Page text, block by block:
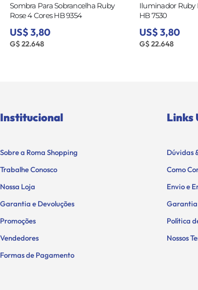
Sombra Para Sobrancelha Ruby
Rose 4 Cores HB 9354
US$ 3,80
G$ 22.648
Iluminador Ruby
HB 7530
US$ 3,80
G$ 22.648
Institucional
Sobre a Roma Shopping
Trabalhe Conosco
Nossa Loja
Garantia e Devoluções
Promoções
Vendedores
Formas de Pagamento
Links
Dúvidas
Como
Envio e
Garantia
Política
Nossos